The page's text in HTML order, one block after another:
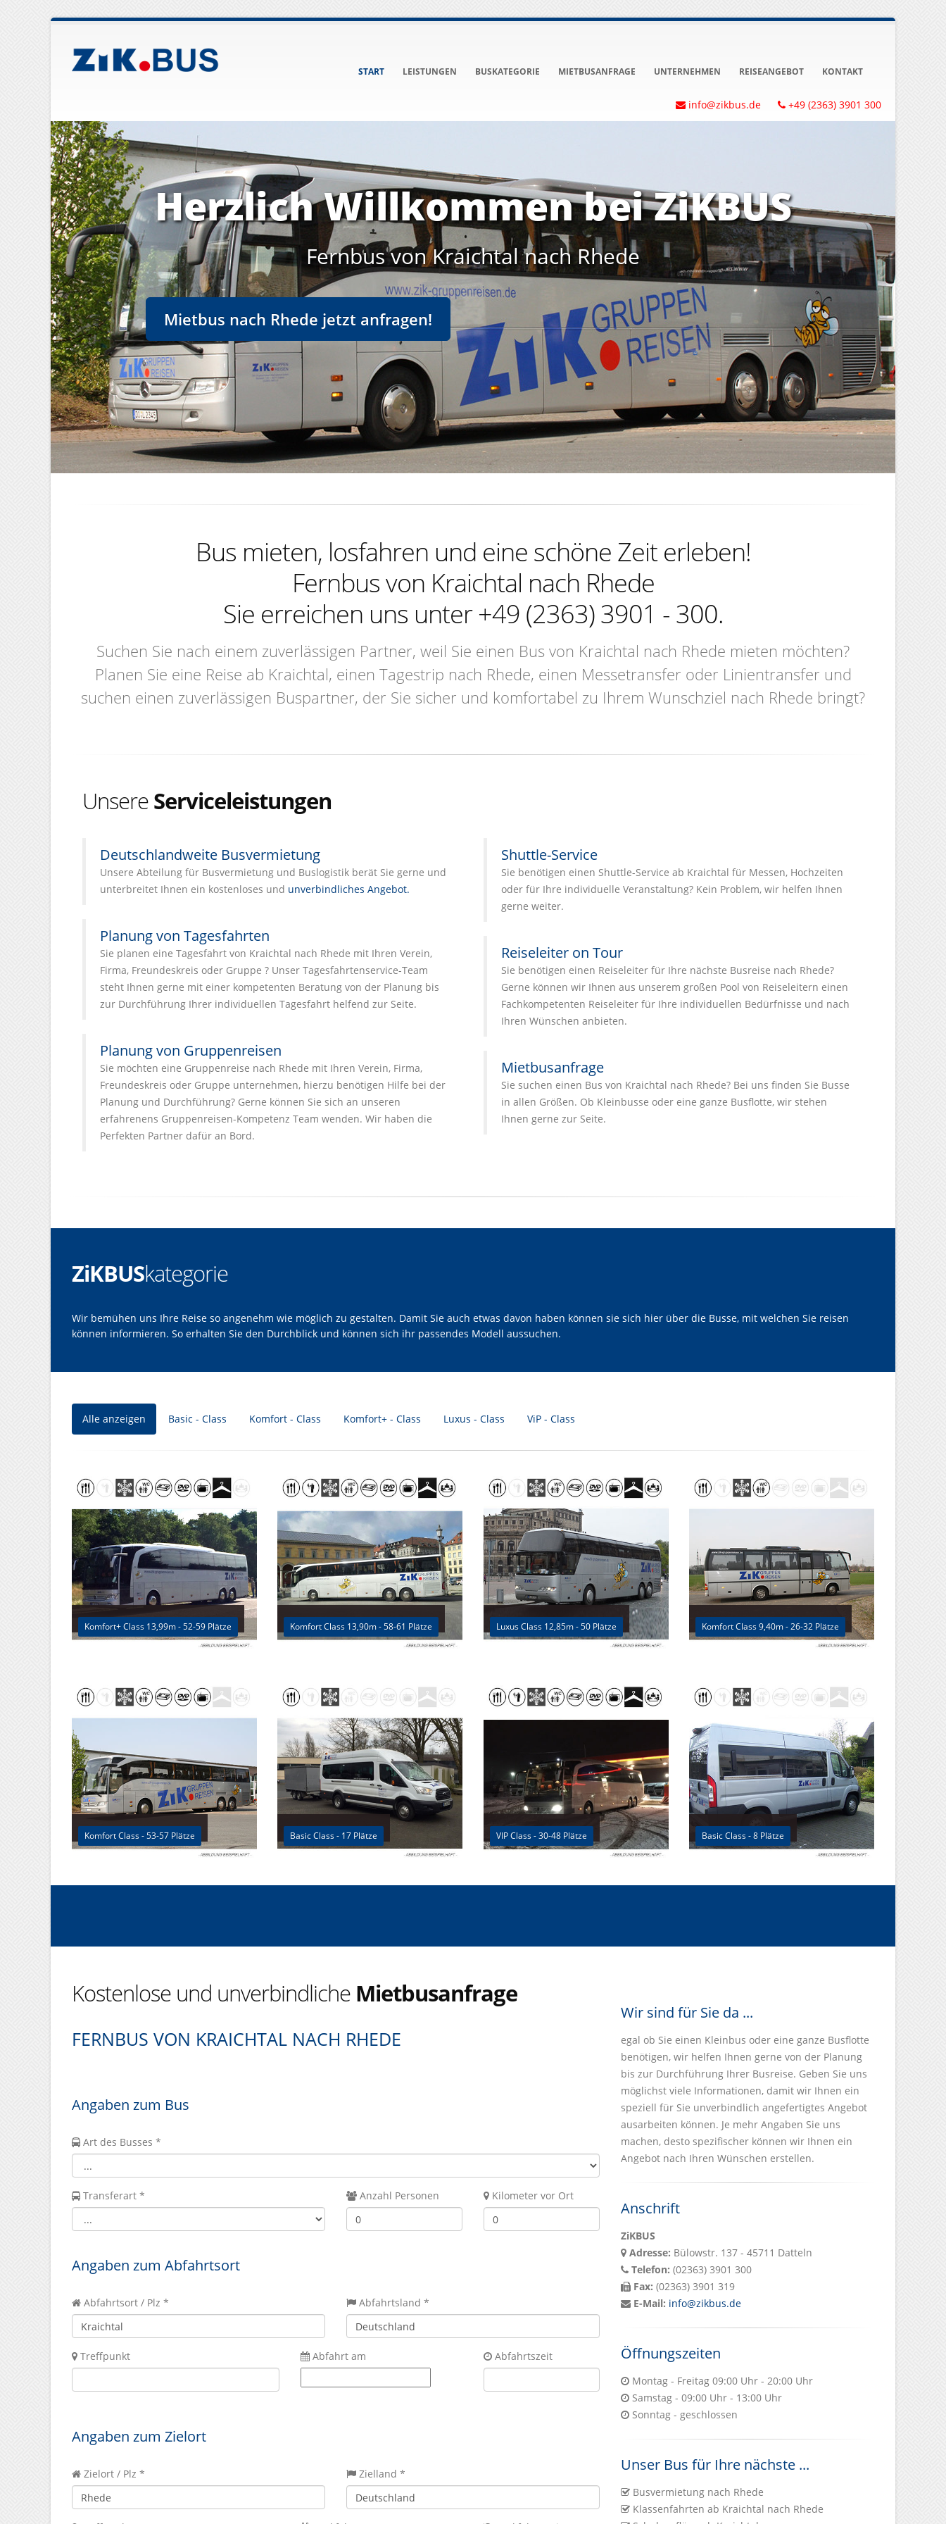
START LEISTUNGEN BUSKATEGORIE MIETBUSANFRAGE UNTERNEHMEN REISEANGEBOT KONTAKT
info@zikbus.de +49 (2363) 3901 300
Herzlich Willkommen bei ZiKBUS
Fernbus von Kraichtal nach Rhede
Mietbus nach Rhede jetzt anfragen!
Bus mieten, losfahren und eine schöne Zeit erleben!
Fernbus von Kraichtal nach Rhede
Sie erreichen uns unter +49 (2363) 3901 - 300.
Suchen Sie nach einem zuverlässigen Partner, weil Sie einen Bus von Kraichtal nach Rhede mieten möchten?
Planen Sie eine Reise ab Kraichtal, einen Tagestrip nach Rhede, einen Messetransfer oder Linientransfer und
suchen einen zuverlässigen Buspartner, der Sie sicher und komfortabel zu Ihrem Wunschziel nach Rhede bringt?
UnsereServiceleistungen
Deutschlandweite Busvermietung
Unsere Abteilung für Busvermietung und Buslogistik berät Sie gerne und
unterbreitet Ihnen ein kostenloses und unverbindliches Angebot.
Planung von Tagesfahrten
Sie planen eine Tagesfahrt von Kraichtal nach Rhede mit Ihren Verein,
Firma, Freundeskreis oder Gruppe ? Unser Tagesfahrtenservice-Team
steht Ihnen gerne mit einer kompetenten Beratung von der Planung bis
zur Durchführung Ihrer individuellen Tagesfahrt helfend zur Seite.
Planung von Gruppenreisen
Sie möchten eine Gruppenreise nach Rhede mit Ihren Verein, Firma,
Freundeskreis oder Gruppe unternehmen, hierzu benötigen Hilfe bei der
Planung und Durchführung? Gerne können Sie sich an unseren
erfahrenens Gruppenreisen-Kompetenz Team wenden. Wir haben die
Perfekten Partner dafür an Bord.
Shuttle-Service
Sie benötigen einen Shuttle-Service ab Kraichtal für Messen, Hochzeiten
oder für Ihre individuelle Veranstaltung? Kein Problem, wir helfen Ihnen
gerne weiter.
Reiseleiter on Tour
Sie benötigen einen Reiseleiter für Ihre nächste Busreise nach Rhede?
Gerne können wir Ihnen aus unserem großen Pool von Reiseleitern einen
Fachkompetenten Reiseleiter für Ihre individuellen Bedürfnisse und nach
Ihren Wünschen anbieten.
Mietbusanfrage
Sie suchen einen Bus von Kraichtal nach Rhede? Bei uns finden Sie Busse
in allen Größen. Ob Kleinbusse oder eine ganze Busflotte, wir stehen
Ihnen gerne zur Seite.
ZiKBUSkategorie
Wir bemühen uns Ihre Reise so angenehm wie möglich zu gestalten. Damit Sie auch etwas davon haben können sie sich hier über die Busse, mit welchen Sie reisen
können informieren. So erhalten Sie den Durchblick und können sich ihr passendes Modell aussuchen.
Alle anzeigen Basic - Class Komfort - Class Komfort+ - Class Luxus - Class ViP - Class
Komfort+ Class 13,99m - 52-59 Plätze Komfort Class 13,90m - 58-61 Plätze Luxus Class 12,85m - 50 Plätze Komfort Class 9,40m - 26-32 Plätze
Komfort Class - 53-57 Plätze Basic Class - 17 Plätze VIP Class - 30-48 Plätze Basic Class - 8 Plätze
Kostenlose und unverbindliche Mietbusanfrage
FERNBUS VON KRAICHTAL NACH RHEDE
Angaben zum Bus
Art des Busses *
Transferart * Anzahl Personen Kilometer vor Ort
Angaben zum Abfahrtsort
Abfahrtsort / Plz * Abfahrtsland *
Treffpunkt Abfahrt am Abfahrtszeit
Angaben zum Zielort
Zielort / Plz * Zielland *
Wir sind für Sie da ...
egal ob Sie einen Kleinbus oder eine ganze Busflotte
benötigen, wir helfen Ihnen gerne von der Planung
bis zur Durchführung Ihrer Busreise. Geben Sie uns
möglichst viele Informationen, damit wir Ihnen ein
speziell für Sie unverbindlich angefertigtes Angebot
ausarbeiten können. Je mehr Angaben Sie uns
machen, desto spezifischer können wir Ihnen ein
Angebot nach Ihren Wünschen erstellen.
Anschrift
ZiKBUS
Adresse: Bülowstr. 137 - 45711 Datteln
Telefon: (02363) 3901 300
Fax: (02363) 3901 319
E-Mail: info@zikbus.de
Öffnungszeiten
Montag - Freitag 09:00 Uhr - 20:00 Uhr
Samstag - 09:00 Uhr - 13:00 Uhr
Sonntag - geschlossen
Unser Bus für Ihre nächste ...
Busvermietung nach Rhede
Klassenfahrten ab Kraichtal nach Rhede